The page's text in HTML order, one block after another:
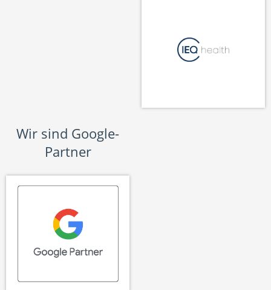
Wir sind Google-
Partner